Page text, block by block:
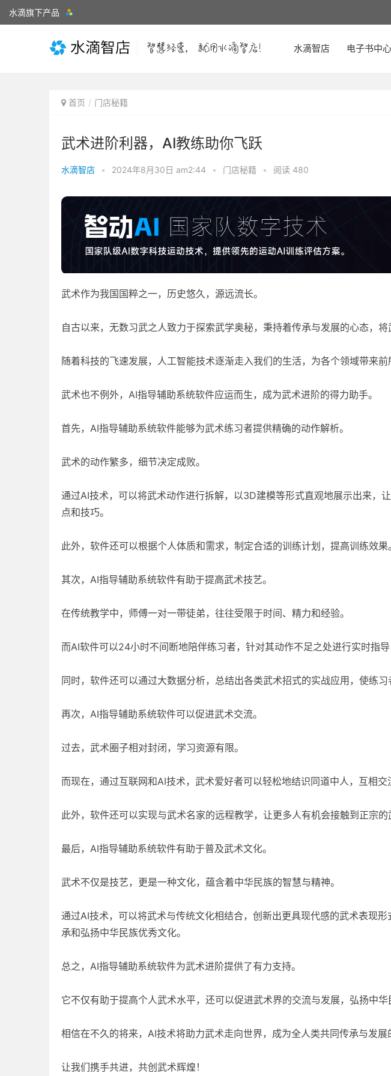
水滴旗下产品
水滴智店 电子书中心
首页 门店秘籍
武术进阶利器，AI教练助你飞跃
水滴智店 • 2024年8月30日 am2:44 • 门店秘籍 • 阅读 480
武术作为我国国粹之一，历史悠久，源远流长。
自古以来，无数习武之人致力于探索武学奥秘，秉持着传承与发展的心态，将
随着科技的飞速发展，人工智能技术逐渐走入我们的生活，为各个领域带来前
武术也不例外，AI指导辅助系统软件应运而生，成为武术进阶的得力助手。
首先，AI指导辅助系统软件能够为武术练习者提供精确的动作解析。
武术的动作繁多，细节决定成败。
通过AI技术，可以将武术动作进行拆解，以3D建模等形式直观地展示出来，
点和技巧。
此外，软件还可以根据个人体质和需求，制定合适的训练计划，提高训练效果。
其次，AI指导辅助系统软件有助于提高武术技艺。
在传统教学中，师傅一对一带徒弟，往往受限于时间、精力和经验。
而AI软件可以24小时不间断地陪伴练习者，针对其动作不足之处进行实时指导
同时，软件还可以通过大数据分析，总结出各类武术招式的实战应用，使练习
再次，AI指导辅助系统软件可以促进武术交流。
过去，武术圈子相对封闭，学习资源有限。
而现在，通过互联网和AI技术，武术爱好者可以轻松地结识同道中人，互相交
此外，软件还可以实现与武术名家的远程教学，让更多人有机会接触到正宗的
最后，AI指导辅助系统软件有助于普及武术文化。
武术不仅是技艺，更是一种文化，蕴含着中华民族的智慧与精神。
通过AI技术，可以将武术与传统文化相结合，创新出更具现代感的武术表现
承和弘扬中华民族优秀文化。
总之，AI指导辅助系统软件为武术进阶提供了有力支持。
它不仅有助于提高个人武术水平，还可以促进武术界的交流与发展，弘扬中华
相信在不久的将来，AI技术将助力武术走向世界，成为全人类共同传承与发展
让我们携手共进，共创武术辉煌！